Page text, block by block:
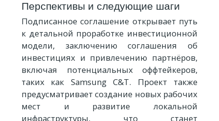
Перспективы и следующие шаги
Подписанное соглашение открывает путь
к детальной проработке инвестиционной
модели, заключению соглашения об
инвестициях и привлечению партнёров,
включая потенциальных оффтейкеров,
таких как Samsung C&T. Проект также
предусматривает создание новых рабочих
мест и развитие локальной
инфраструктуры, что станет